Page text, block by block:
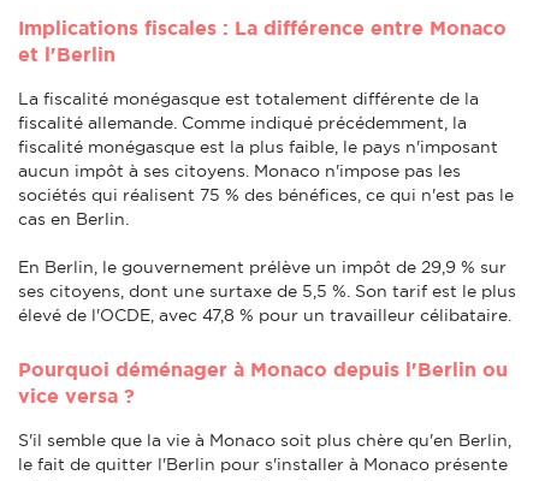
Implications fiscales : La différence entre Monaco
et l'Berlin
La fiscalité monégasque est totalement différente de la
fiscalité allemande. Comme indiqué précédemment, la
fiscalité monégasque est la plus faible, le pays n'imposant
aucun impôt à ses citoyens. Monaco n'impose pas les
sociétés qui réalisent 75 % des bénéfices, ce qui n'est pas le
cas en Berlin.
En Berlin, le gouvernement prélève un impôt de 29,9 % sur
ses citoyens, dont une surtaxe de 5,5 %. Son tarif est le plus
élevé de l'OCDE, avec 47,8 % pour un travailleur célibataire.
Pourquoi déménager à Monaco depuis l'Berlin ou
vice versa ?
S'il semble que la vie à Monaco soit plus chère qu'en Berlin,
le fait de quitter l'Berlin pour s'installer à Monaco présente